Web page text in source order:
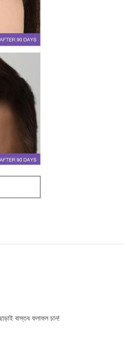
বাস্তব ফলাফল চান!